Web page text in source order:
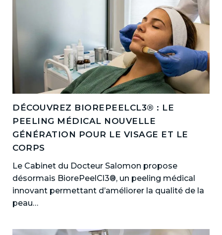
DÉCOUVREZ BIOREPEELCL3® : LE
PEELING MÉDICAL NOUVELLE
GÉNÉRATION POUR LE VISAGE ET LE
CORPS
Le Cabinet du Docteur Salomon propose
désormais BiorePeelCl3®, un peeling médical
innovant permettant d’améliorer la qualité de la
peau…